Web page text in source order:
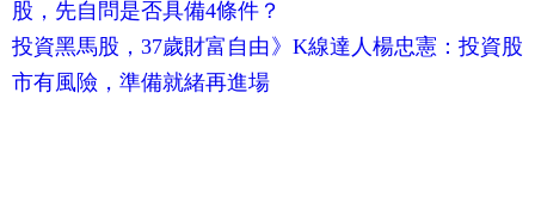
股，先自問是否具備4條件？
投資黑馬股，37歲財富自由》K線達人楊忠憲：投資股
市有風險，準備就緒再進場